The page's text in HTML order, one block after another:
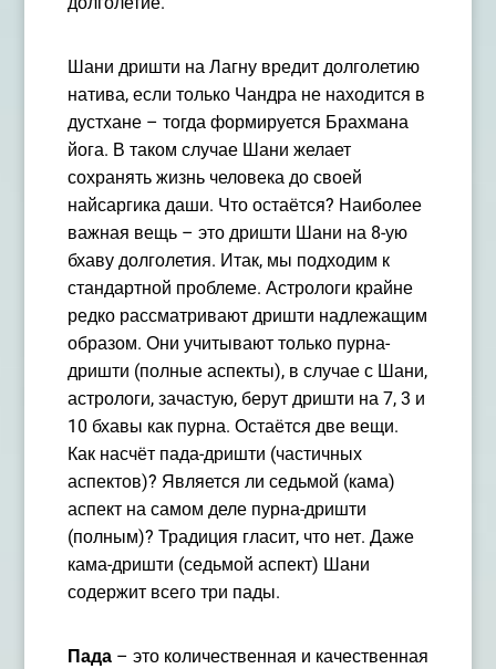
Шани дришти на Лагну вредит долголетию
натива, если только Чандра не находится в
дустхане – тогда формируется Брахмана
йога. В таком случае Шани желает
сохранять жизнь человека до своей
найсаргика даши. Что остаётся? Наиболее
важная вещь – это дришти Шани на 8-ую
бхаву долголетия. Итак, мы подходим к
стандартной проблеме. Астрологи крайне
редко рассматривают дришти надлежащим
образом. Они учитывают только пурна-
дришти (полные аспекты), в случае с Шани,
астрологи, зачастую, берут дришти на 7, 3 и
10 бхавы как пурна. Остаётся две вещи.
Как насчёт пада-дришти (частичных
аспектов)? Является ли седьмой (кама)
аспект на самом деле пурна-дришти
(полным)? Традиция гласит, что нет. Даже
кама-дришти (седьмой аспект) Шани
содержит всего три пады.
Пада– это количественная и качественная